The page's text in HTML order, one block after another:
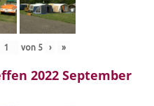
von 5 › »
2022 September